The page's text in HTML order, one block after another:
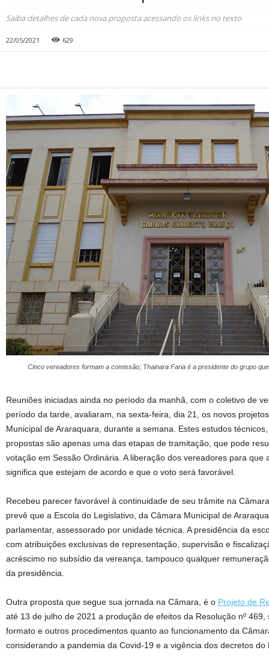
Saiba detalhes de cada nova proposta acessando os links no texto
22/05/2021 629
Cinco vereadores formam a comissão; Thainara Faria é a presidente do grupo
Reuniões iniciadas ainda no período da manhã, com o coletivo de
período da tarde, avaliaram, na sexta-feira, dia 21, os novos
Municipal de Araraquara, durante a semana. Estes estudos
propostas são apenas uma das etapas de tramitação, que pode
votação em Sessão Ordinária. A liberação dos vereadores para que
significa que estejam de acordo e que o voto será favorável.
Recebeu parecer favorável à continuidade de seu trâmite na
prevê que a Escola do Legislativo, da Câmara Municipal de
parlamentar, assessorado por unidade técnica. A presidência da
com atribuições exclusivas de representação, supervisão e
acréscimo no subsídio da vereança, tampouco qualquer
da presidência.
Outra proposta que segue sua jornada na Câmara, é o Projeto de
até 13 de julho de 2021 a produção de efeitos da Resolução nº
formato e outros procedimentos quanto ao funcionamento da
considerando a pandemia da Covid-19 e a vigência dos decretos